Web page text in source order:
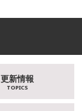
更新情報
TOPICS